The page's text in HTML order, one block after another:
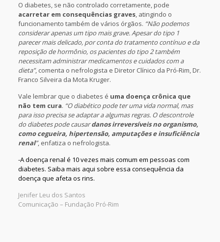
O diabetes, se não controlado corretamente, pode
acarretar em consequências graves, atingindo o
funcionamento também de vários órgãos. “Não podemos
considerar apenas um tipo mais grave. Apesar do tipo 1
parecer mais delicado, por conta do tratamento contínuo e da
reposição de hormônio, os pacientes do tipo 2 também
necessitam administrar medicamentos e cuidados com a
dieta”, comenta o nefrologista e Diretor Clínico da Pró-Rim, Dr.
Franco Silveira da Mota Kruger.
Vale lembrar que o diabetes é uma doença crônica que
não tem cura. “O diabético pode ter uma vida normal, mas
para isso precisa se adaptar a algumas regras. O descontrole
do diabetes pode causardanos irreversíveis no organismo,
como cegueira, hipertensão, amputações e insuficiência
renal”, enfatiza o nefrologista.
-A doença renal é 10 vezes mais comum em pessoas com
diabetes. Saiba mais aqui sobre essa consequência da
doença que afeta os rins.
Jenifer Leu dos Santos
Comunicação – Fundação Pró-Rim